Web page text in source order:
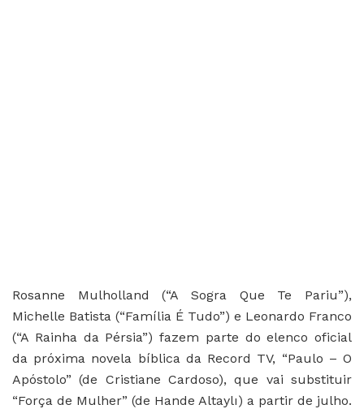
Rosanne Mulholland (“A Sogra Que Te Pariu”),
Michelle Batista (“Família É Tudo”) e Leonardo Franco
(“A Rainha da Pérsia”) fazem parte do elenco oficial
da próxima novela bíblica da Record TV, “Paulo – O
Apóstolo” (de Cristiane Cardoso), que vai substituir
“Força de Mulher” (de Hande Altaylı) a partir de julho.